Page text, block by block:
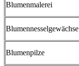
Blumenmalerei
Blumennesselgewächse
Blumenpilze